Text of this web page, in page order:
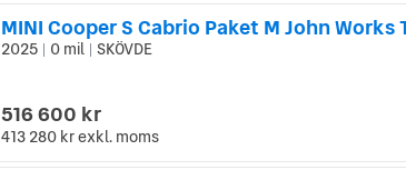
MINI Cooper S Cabrio Paket M John Works
2025 0 mil SKÖVDE
516 600 kr
413 280 krexkl. moms